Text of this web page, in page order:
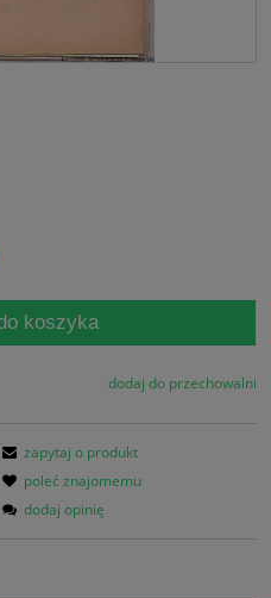
koszyka
dodaj do przechowalni
zapytaj o produkt
poleć znajomemu
dodaj opinię